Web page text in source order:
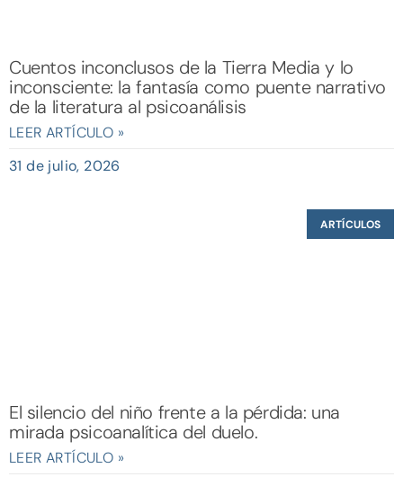
Cuentos inconclusos de la Tierra Media y lo
inconsciente: la fantasía como puente narrativo
de la literatura al psicoanálisis
LEER ARTÍCULO »
31 de julio, 2026
ARTÍCULOS
El silencio del niño frente a la pérdida: una
mirada psicoanalítica del duelo.
LEER ARTÍCULO »